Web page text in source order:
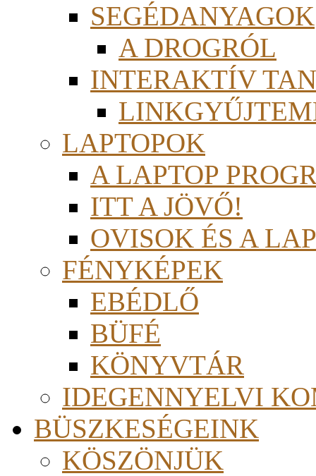
SEGÉDANYAGOK
A DROGRÓL
INTERAKTÍV
LAPTOPOK
A LAPTOP
ITT A JÖVŐ!
OVISOK ÉS A
FÉNYKÉPEK
EBÉDLŐ
BÜFÉ
KÖNYVTÁR
IDEGENNYELVI
BÜSZKESÉGEINK
KÖSZÖNJÜK